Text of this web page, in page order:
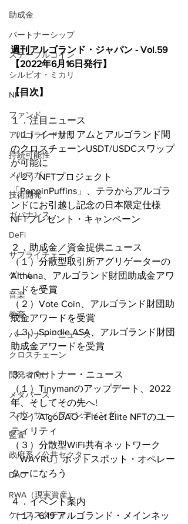
助成金
パートナーシップ
ステーブルコイン
シルビオ・ミカリ
NFT
ファンド
アルゴランド財団
持続可能性
メルマガ
技術開発
ガバナンス
DeFi
サプライチェーン
ゲーム
音楽
教育
パートナー・ニュース
クロスチェーン
開発者向け
メタバース
スポンサー／ファンディング
監査
政府系／公共セクター
DAO
RWA（現実資産）
ケーススタディ
週刊アルゴランド・ジャパン - Vol.59
【2022年6月16日発行】
【目次】
１．注目ニュース
（１）イーサリアムとアルゴランド間
のクロスチェーンUSDT/USDCスワップ
が可能に
（２）NFTプロジェクト
「PoppinPuffins」、テラからアルゴラ
ンドにお引越し記念の日本限定仕様
NFTプレゼント・キャンペーン
２．助成金／資金提供ニュース
（１）分散型取引所アグリゲーターの
Althena、アルゴランド財団助成金アワ
ードを受賞
（２）Vote Coin、アルゴランド財団助
成金アワードを受賞
（３）Spindle ASA、アルゴランド財団
助成金アワードを受賞
３．パートナー・ニュース
（１）Tinymanのアップデート、2022
年、そしてその先へ!
（２）AlgoDAO - Fleet Elite NFTのユー
ティリティ
（３）分散型WiFi共有ネットワーク
「WAYRU」ホットスポット・オペレー
ターになろう
４．イベント案内
（１）6.19 アルゴランド・メインネッ